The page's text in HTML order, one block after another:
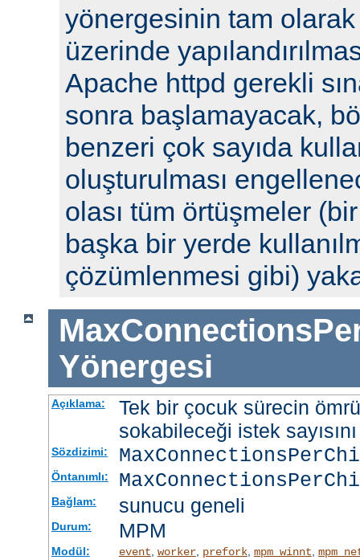
yönergesinin tam olarak
üzerinde
Apache httpd gerekli
sonra başlamayacak,
benzeri çok sayıda
oluşturulması
olası tüm örtüşmeler
başka bir yerde
çözümlenmesi gibi)
Yönergesi
Açıklama:
Tek bir çocuk sürecin
sokabileceği istek
Sözdizimi:
Öntanımlı:
Bağlam: sunucu geneli
Durum: MPM
Modül: event worker, prefork, mpm_winnt